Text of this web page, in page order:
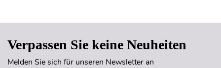
Verpassen Sie keine Neuheiten
Melden Sie sich für unseren Newsletter an